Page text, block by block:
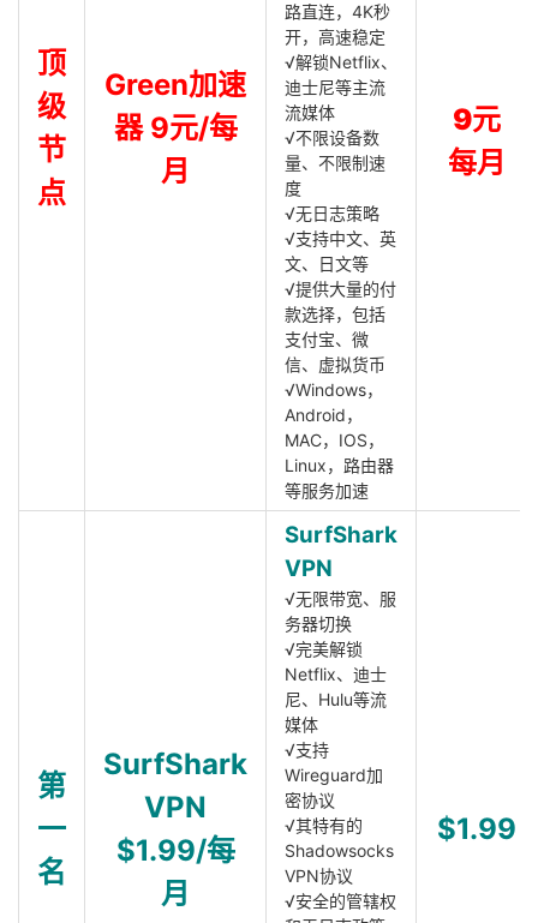
顶
级
节
点
Green加速
器 9元/每
月
路直连，4K秒
开，高速稳定
√解锁Netflix、
迪士尼等主流
流媒体
√不限设备数
量、不限制速
度
√无日志策略
√支持中文、英
文、日文等
√提供大量的付
款选择，包括
支付宝、微
信、虚拟货币
√Windows，
Android，
MAC，IOS，
Linux，路由器
等服务加速
9元
每月
第
一
名
SurfShark
VPN
$1.99/每
月
SurfShark
VPN
√无限带宽、服
务器切换
√完美解锁
Netflix、迪士
尼、Hulu等流
媒体
√支持
Wireguard加
密协议
√其特有的
Shadowsocks
VPN协议
√安全的管辖权
$1.99